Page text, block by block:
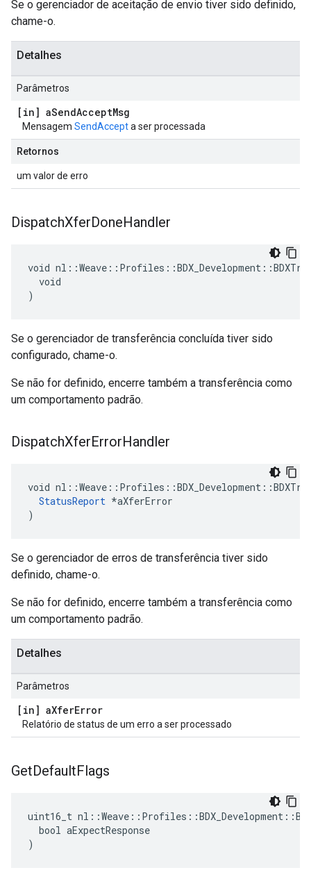
Se o gerenciador de aceitação de envio tiver sido definido,
chame-o.
Detalhes
Parâmetros
[in] aSendAcceptMsg
Mensagem SendAccepta ser processada
Retornos
um valor de erro
DispatchXferDoneHandler
void
  void
)
Se o gerenciador de transferência concluída tiver sido
configurado, chame-o.
Se não for definido, encerre também a transferência como
um comportamento padrão.
DispatchXferErrorHandler
void
StatusReport *aXferError
)
Se o gerenciador de erros de transferência tiver sido
definido, chame-o.
Se não for definido, encerre também a transferência como
um comportamento padrão.
Detalhes
Parâmetros
[in] aXferError
Relatório de status de um erro a ser processado
GetDefaultFlags
uint16_t
  bool aExpectResponse
)